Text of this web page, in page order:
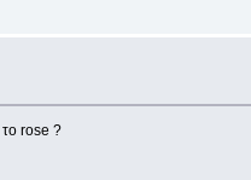
το rose ?